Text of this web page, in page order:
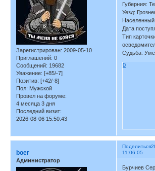
Зарегистрирован: 2009-05-10
Приглашений: 0
Сообщений: 19682
Уважение: [+85/-7]
Позитив: [+42/-8]
Пол: Мужской
Провел на форуме:
4 месяца 3 дня
Последний визит:
2026-08-06 15:50:43
Губерния:
Уезд:
Населенный
Дата
Тип
Судьба:
0
Поделиться
11:06:05
boer
Администратор
Бурчиев